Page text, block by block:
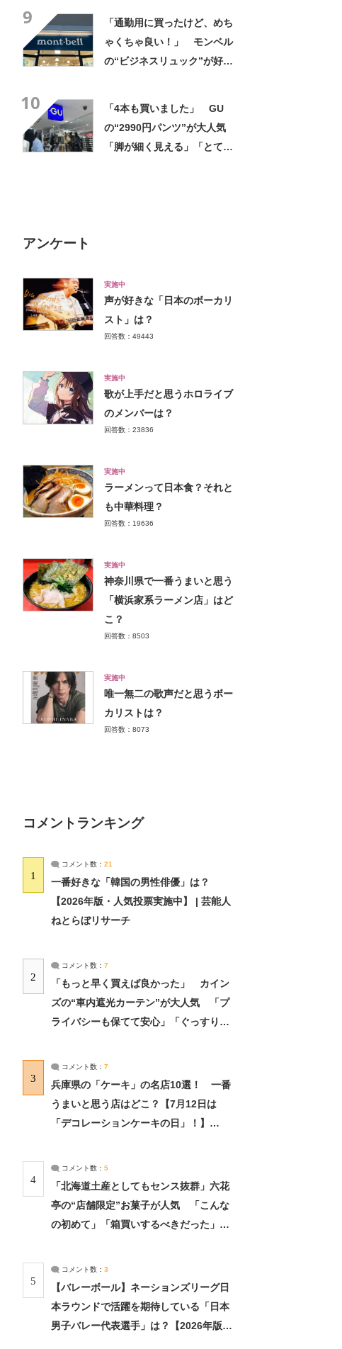
9
「通勤用に買ったけど、めち
ゃくちゃ良い！」 モンベル
の“ビジネスリュック”が好
10
「4本も買いました」 GU
の“2990円パンツ”が大人気
「脚が細く見える」「とても
アンケート
実施中
声が好きな「日本のボーカリ
スト」は？
回答数：49443
実施中
歌が上手だと思うホロライブ
のメンバーは？
回答数：23836
実施中
ラーメンって日本食？それと
も中華料理？
回答数：19636
実施中
神奈川県で一番うまいと思う
「横浜家系ラーメン店」はど
こ？
回答数：8503
実施中
唯一無二の歌声だと思うボー
カリストは？
回答数：8073
コメントランキング
1
コメント数： 21
一番好きな「韓国の男性俳優」は？
【2026年版・人気投票実施中】 | 芸能人
ねとらぼリサーチ
2
コメント数： 7
「もっと早く買えば良かった」 カイン
ズの“車内遮光カーテン”が大人気 「プ
ライバシーも保てて安心」「ぐっすり眠
3
コメント数： 7
兵庫県の「ケーキ」の名店10選！ 一番
うまいと思う店はどこ？【7月12日は
「デコレーションケーキの日」！】
4
コメント数： 5
「北海道土産としてもセンス抜群」六花
亭の“店舗限定”お菓子が人気 「こんな
の初めて」「箱買いするべきだった」
5
コメント数： 3
【バレーボール】ネーションズリーグ日
本ラウンドで活躍を期待している「日本
男子バレー代表選手」は？【2026年版・